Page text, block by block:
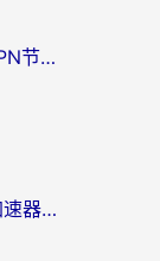
海外党必看：如何通过优质大陆VPN节点无缝访问国内资源？
留学生海外党必看：lol最好用的加速器怎么选？附一梦江湖、神鬼传奇加速攻略